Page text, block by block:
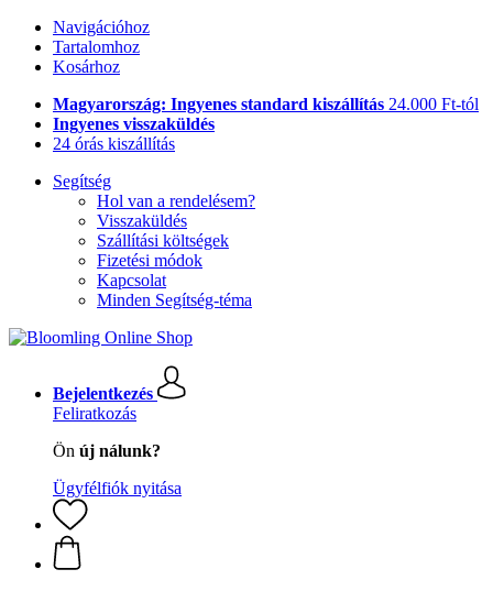
Navigációhoz
Tartalomhoz
Kosárhoz
Magyarország: Ingyenes standard kiszállítás 24.000 Ft-tól
Ingyenes visszaküldés
24 órás kiszállítás
Segítség
Hol van a rendelésem?
Visszaküldés
Szállítási költségek
Fizetési módok
Kapcsolat
Minden Segítség-téma
Bejelentkezés
Feliratkozás
Ön új nálunk?
Ügyfélfiók nyitása